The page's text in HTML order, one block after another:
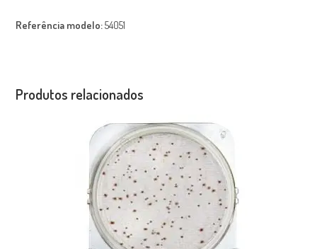
Referência modelo:54051
Produtos relacionados